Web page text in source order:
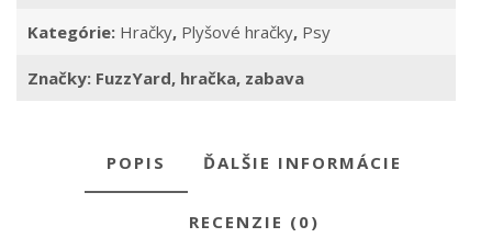
Kategórie: Hračky, Plyšové hračky, Psy
Značky: FuzzYard, hračka, zabava
POPIS ĎALŠIE INFORMÁCIE
RECENZIE (0)